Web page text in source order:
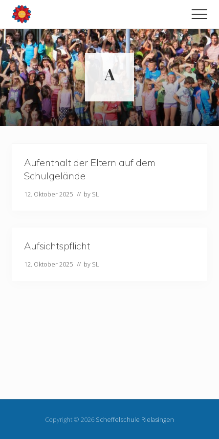
Menu
Zum
Inhalt
springen
Grundschule
&
Ganztagesschule
in
Wahlform A
Aufenthalt der Eltern auf dem
Schulgelände
12. Oktober 2025 // by SL
Aufsichtspflicht
12. Oktober 2025 // by SL
Copyright © 2026 Scheffelschule Rielasingen